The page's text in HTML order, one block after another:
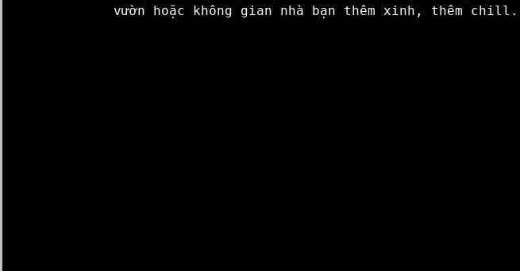
vườn hoặc không gian nhà bạn thêm xinh, thêm chill.